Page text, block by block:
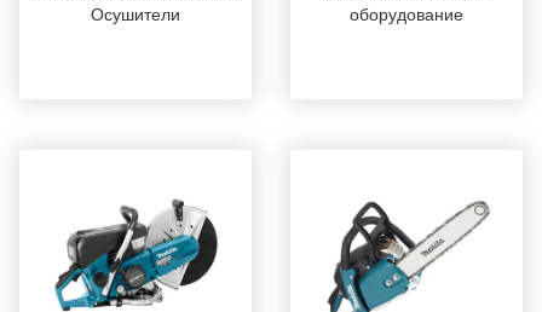
Осушители
оборудование